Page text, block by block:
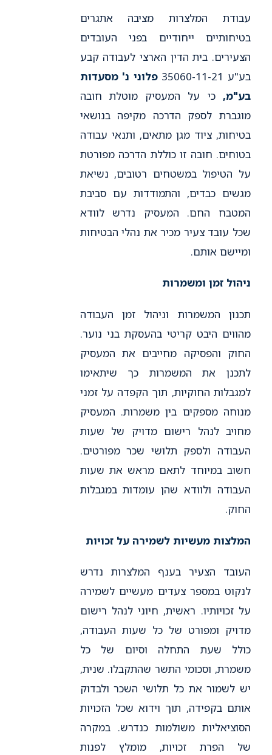
עבודת המלצרות מציבה אתגרים
בטיחותיים ייחודיים בפני העובדים
הצעירים. בית הדין הארצי לעבודה קבע
בע"ע 35060-11-21
פלוני נ' מסעדות
בע"מ, כי על המעסיק מוטלת חובה
מוגברת לספק הדרכה מקיפה בנושאי
בטיחות, ציוד מגן מתאים, ותנאי עבודה
בטוחים. חובה זו כוללת הדרכה מפורטת
על הטיפול במשטחים רטובים, נשיאת
מגשים כבדים, והתמודדות עם סביבת
המטבח החם. המעסיק נדרש לוודא
שכל עובד צעיר מכיר את נהלי הבטיחות
ומיישם אותם.
ניהול זמן ומשמרות
תכנון המשמרות וניהול זמן העבודה
מהווים היבט קריטי בהעסקת בני נוער.
החוק והפסיקה מחייבים את המעסיק
לתכנן את המשמרות כך שיתאימו
למגבלות החוקיות, תוך הקפדה על זמני
מנוחה מספקים בין משמרות. המעסיק
מחויב לנהל רישום מדויק של שעות
העבודה ולספק תלושי שכר מפורטים.
חשוב במיוחד לתאם מראש את שעות
העבודה ולוודא שהן עומדות במגבלות
החוק.
המלצות מעשיות לשמירה על זכויות
העובד הצעיר בענף המלצרות נדרש
לנקוט במספר צעדים מעשיים לשמירה
על זכויותיו. ראשית, חיוני לנהל רישום
מדויק ומפורט של כל שעות העבודה,
כולל שעת התחלה וסיום של כל
משמרת, וסכומי התשר שהתקבלו. שנית,
יש לשמור את כל תלושי השכר ולבדוק
אותם בקפידה, תוך וידוא שכל הזכויות
הסוציאליות משולמות כנדרש. במקרה
של הפרת זכויות, מומלץ לפנות